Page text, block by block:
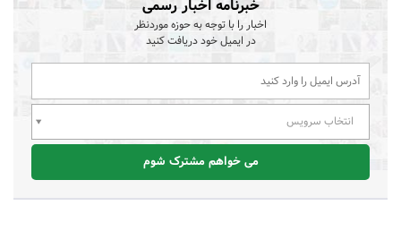
خبرنامه اخبار رسمی
اخبار را با توجه به حوزه موردنظر
در ایمیل خود دریافت کنید
انتخاب سرویس
می خواهم مشترک شوم